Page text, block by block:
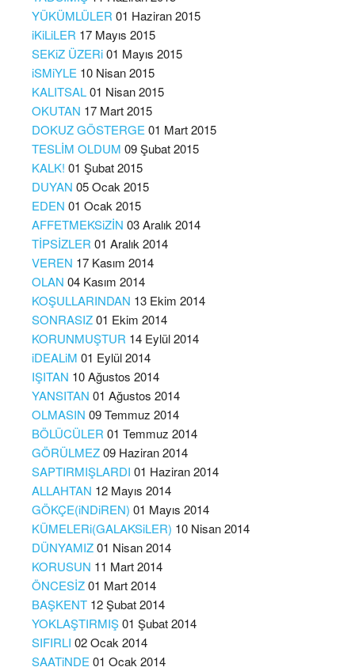
YÜKÜMLÜLER 01 Haziran 2015
iKiLiLER 17 Mayıs 2015
SEKiZ ÜZERi01 Mayıs 2015
iSMiYLE 10 Nisan 2015
KALITSAL01 Nisan 2015
OKUTAN 17 Mart 2015
DOKUZ GÖSTERGE 01 Mart 2015
TESLİM OLDUM 09 Şubat 2015
KALK! 01 Şubat 2015
DUYAN 05 Ocak 2015
EDEN 01 Ocak 2015
AFFETMEKSiZİN 03 Aralık 2014
TİPSİZLER 01 Aralık 2014
VEREN 17 Kasım 2014
OLAN 04 Kasım 2014
KOŞULLARINDAN 13 Ekim 2014
SONRASIZ01 Ekim 2014
KORUNMUŞTUR 14 Eylül 2014
iDEALiM 01 Eylül 2014
IŞITAN 10 Ağustos 2014
YANSITAN 01 Ağustos 2014
OLMASIN 09 Temmuz 2014
BÖLÜCÜLER 01 Temmuz 2014
GÖRÜLMEZ09 Haziran 2014
SAPTIRMIŞLARDI 01 Haziran 2014
ALLAHTAN 12 Mayıs 2014
GÖKÇE(iNDiREN) 01 Mayıs 2014
KÜMELERi(GALAKSiLER) 10 Nisan 2014
DÜNYAMIZ01 Nisan 2014
KORUSUN 11 Mart 2014
ÖNCESİZ01 Mart 2014
BAŞKENT 12 Şubat 2014
YOKLAŞTIRMIŞ01 Şubat 2014
SIFIRLI 02 Ocak 2014
SAATiNDE 01 Ocak 2014